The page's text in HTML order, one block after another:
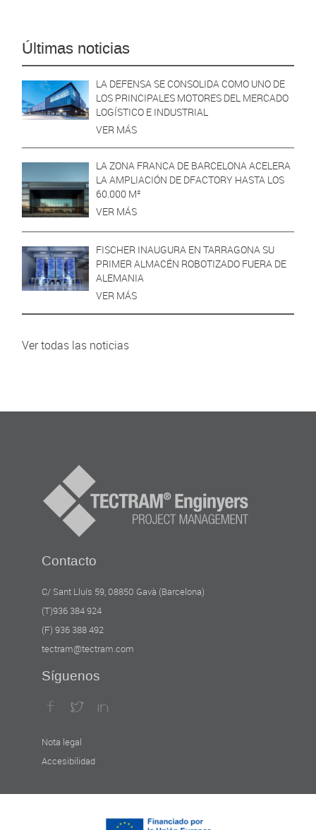
Últimas noticias
LA DEFENSA SE CONSOLIDA COMO UNO DE
LOS PRINCIPALES MOTORES DEL MERCADO
LOGÍSTICO E INDUSTRIAL
VER MÁS
LA ZONA FRANCA DE BARCELONA ACELERA
LA AMPLIACIÓN DE DFACTORY HASTA LOS
60.000 M²
VER MÁS
FISCHER INAUGURA EN TARRAGONA SU
PRIMER ALMACÉN ROBOTIZADO FUERA DE
ALEMANIA
VER MÁS
Ver todas las noticias
Contacto
C/ Sant Lluís 59, 08850 Gavà (Barcelona)
(T)936 384 924
(F) 936 388 492
tectram@tectram.com
Síguenos
Nota legal
Accesibilidad